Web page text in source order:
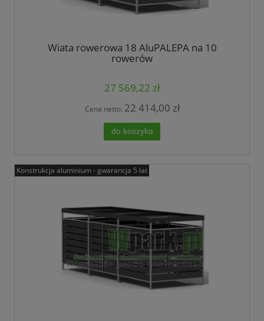
Wiata rowerowa 18 AluPALEPA na 10
rowerów
27 569,22 zł
Cena netto: 22 414,00 zł
do koszyka
Konstrukcja aluminium - gwarancja 5 lat